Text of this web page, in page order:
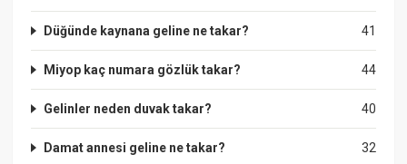
41
Düğünde kaynana geline ne takar?
44
Miyop kaç numara gözlük takar?
40
Gelinler neden duvak takar?
32
Damat annesi geline ne takar?